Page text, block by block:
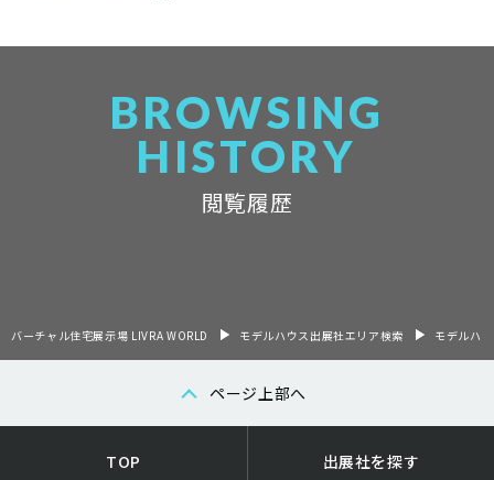
BROWSING
HISTORY
閲覧履歴
バーチャル住宅展示場 LIVRA WORLD モデルハウス出展社エリア検索 モデルハ
ページ上部へ
TOP 出展社を探す